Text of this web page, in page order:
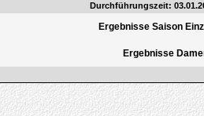
Durchführungszeit:
Ergebnisse Saison
Ergebnisse